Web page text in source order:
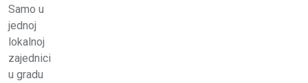
Samo u
jednoj
lokalnoj
zajednici
u gradu